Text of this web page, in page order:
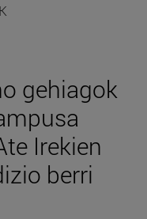
gehiagok
Irekien
berri